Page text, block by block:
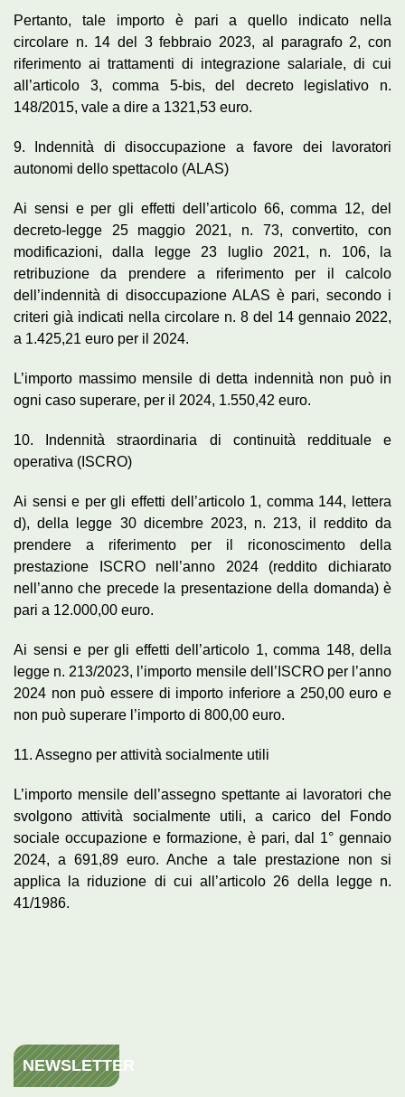
Pertanto, tale importo è pari a quello indicato nella
circolare n. 14 del 3 febbraio 2023, al paragrafo 2, con
riferimento ai trattamenti di integrazione salariale, di cui
all’articolo 3, comma 5-bis, del decreto legislativo n.
148/2015, vale a dire a 1321,53 euro.
9. Indennità di disoccupazione a favore dei lavoratori
autonomi dello spettacolo (ALAS)
Ai sensi e per gli effetti dell’articolo 66, comma 12, del
decreto-legge 25 maggio 2021, n. 73, convertito, con
modificazioni, dalla legge 23 luglio 2021, n. 106, la
retribuzione da prendere a riferimento per il calcolo
dell’indennità di disoccupazione ALAS è pari, secondo i
criteri già indicati nella circolare n. 8 del 14 gennaio 2022,
a 1.425,21 euro per il 2024.
L’importo massimo mensile di detta indennità non può in
ogni caso superare, per il 2024, 1.550,42 euro.
10. Indennità straordinaria di continuità reddituale e
operativa (ISCRO)
Ai sensi e per gli effetti dell’articolo 1, comma 144, lettera
d), della legge 30 dicembre 2023, n. 213, il reddito da
prendere a riferimento per il riconoscimento della
prestazione ISCRO nell’anno 2024 (reddito dichiarato
nell’anno che precede la presentazione della domanda) è
pari a 12.000,00 euro.
Ai sensi e per gli effetti dell’articolo 1, comma 148, della
legge n. 213/2023, l’importo mensile dell’ISCRO per l’anno
2024 non può essere di importo inferiore a 250,00 euro e
non può superare l’importo di 800,00 euro.
11. Assegno per attività socialmente utili
L’importo mensile dell’assegno spettante ai lavoratori che
svolgono attività socialmente utili, a carico del Fondo
sociale occupazione e formazione, è pari, dal 1° gennaio
2024, a 691,89 euro. Anche a tale prestazione non si
applica la riduzione di cui all’articolo 26 della legge n.
41/1986.
NEWSLETTER